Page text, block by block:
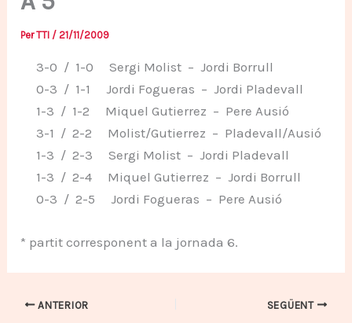
Per TTI /21/11/2009
3-0 / 1-0 Sergi Molist – Jordi Borrull
0-3 / 1-1 Jordi Fogueras – Jordi Pladevall
1-3 / 1-2 Miquel Gutierrez – Pere Ausió
3-1 / 2-2 Molist/Gutierrez – Pladevall/Ausió
1-3 / 2-3 Sergi Molist – Jordi Pladevall
1-3 / 2-4 Miquel Gutierrez – Jordi Borrull
0-3 / 2-5 Jordi Fogueras – Pere Ausió
* partit corresponent a la jornada 6.
ANTERIOR SEGÜENT